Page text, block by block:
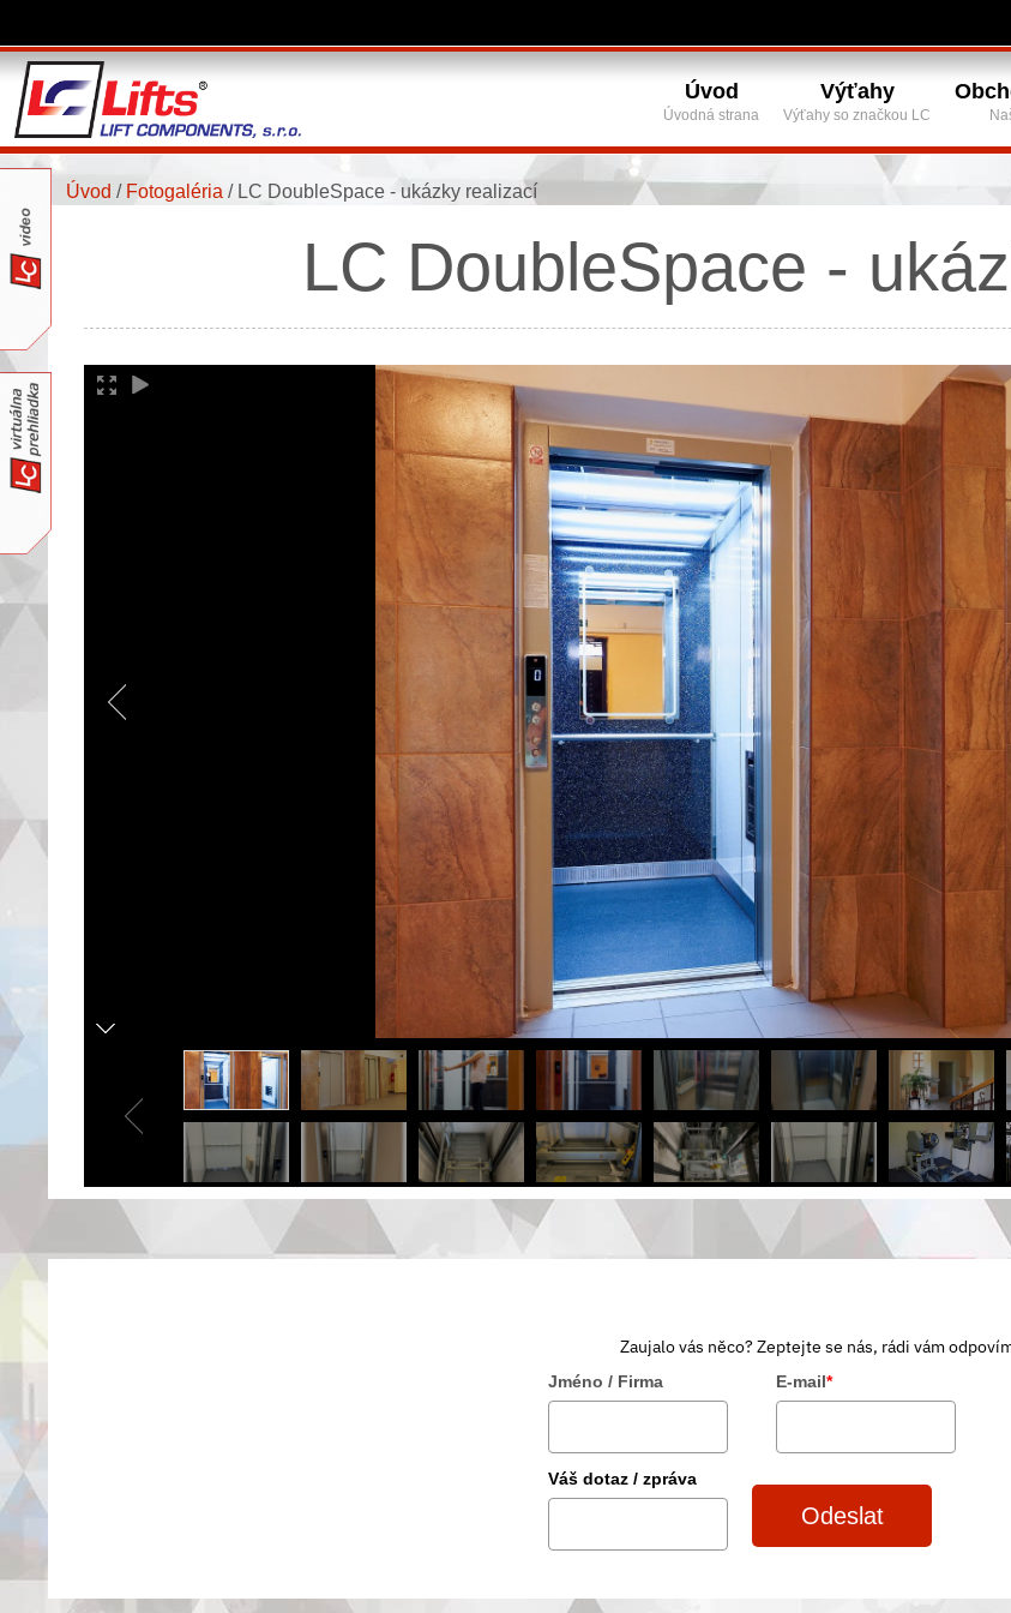
Úvod
Úvodná strana
Výťahy
Výťahy so značkou LC
Úvod / Fotogaléria / LC DoubleSpace - ukázky realizací
LC DoubleSpace -
Zaujalo vás něco? Zeptejte se nás, rádi vám
Jméno / Firma E-mail*
Váš dotaz / zpráva
Odeslat